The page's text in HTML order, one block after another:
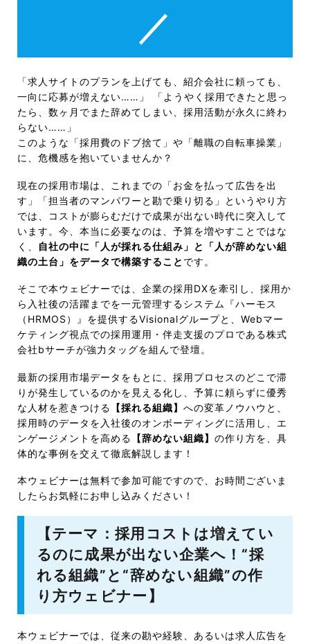
／
「求人サイトのプランを上げても、紹介会社に頼っても、
一向に応募が増えない……」 「ようやく採用できたと思っ
たら、数ヶ月でまた辞めてしまい、採用活動が永久に終わ
らない……」
このような「採用費のドブ捨て」や「離職の自転車操業」
に、危機感を抱いていませんか？
現在の採用市場は、これまでの「お金を払って広告を出
す」「担当者のマンパワーと勘で乗り切る」というやり方
では、コストが膨らむだけで成果が出ない時代に突入して
います。今、本当に必要なのは、予算を増やすことではな
く、 自社の中に「人が採れる仕組み」と「人が辞めない組
織の土台」をデータで構築すること です。
そこで本ウェビナーでは、企業の採用DXを牽引し、採用か
ら入社後の活躍までを一元管理するシステム『ハーモス
（HRMOS）』を提供するVisionalグループと、Webマー
ケティング視点での採用運用・伴走支援のプロである株式
会社bサーチが強力タッグを組んで登壇。
最新の採用市場データをもとに、採用プロセスのどこで滞
りが発生しているのかを見える化し、予算に頼らずに優秀
な人材を惹きつける
【採れる組織】への変革ノウハウと、
採用時のデータを入社後のオンボーディングに活用し、エ
ンゲージメントを高める
【辞めない組織】の作り方を、具
体的な事例を交えて徹底解説します！
本ウェビナーは無料で参加可能ですので、お時間ございま
したらお気軽にお申し込みください！
【テーマ：採用コストは増えてい
るのに成果が出ない企業へ！“採
れる組織”と“辞めない組織”の作
り方ウェビナー】
本ウェビナーでは、従来の勘や経験、あるいは求人広告を